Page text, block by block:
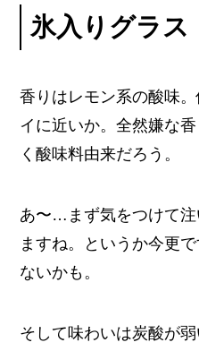
氷入りグラス
香りはレモン系の酸味
イに近いか。全然嫌な
く酸味料由来だろう。
あ〜…まず気をつけて
ますね。というか今更
ないかも。
そして味わいは炭酸が